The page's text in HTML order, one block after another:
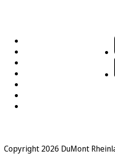
Copyright 2026 DuMont